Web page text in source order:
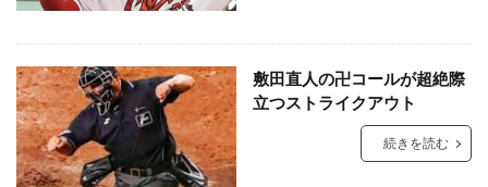
敷田直人の卍コールが超絶際
立つストライクアウト
続きを読む